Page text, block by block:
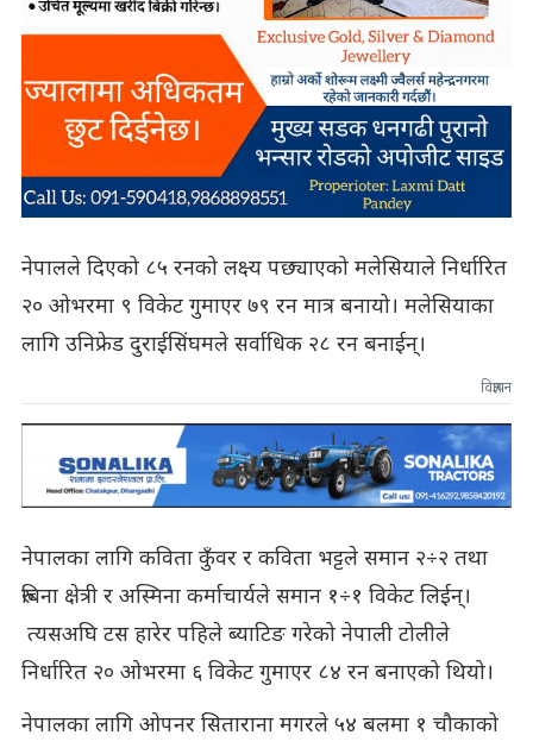
नेपालले दिएको ८५ रनको लक्ष्य पछ्याएको मलेसियाले निर्धारित
२० ओभरमा ९ विकेट गुमाएर ७९ रन मात्र बनायो। मलेसियाका
लागि उनिफ्रेड दुराईसिंघमले सर्वाधिक २८ रन बनाईन्।
विज्ञापन
नेपालका लागि कविता कुँवर र कविता भट्टले समान २÷२ तथा
रुबिना क्षेत्री र अस्मिना कर्माचार्यले समान १÷१ विकेट लिईन्।
त्यसअघि टस हारेर पहिले ब्याटिङ गरेको नेपाली टोलीले
निर्धारित २० ओभरमा ६ विकेट गुमाएर ८४ रन बनाएको थियो।
नेपालका लागि ओपनर सिताराना मगरले ५४ बलमा १ चौकाको